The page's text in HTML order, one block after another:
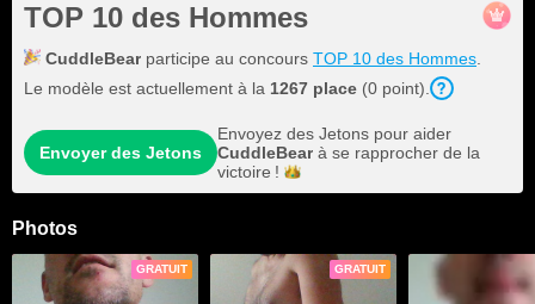
TOP 10 des Hommes
CuddleBear participe au concours TOP 10 des Hommes
Le modèle est actuellement à la 1267 place (0 point).
Envoyer des Jetons
Envoyez des Jetons pour aider
CuddleBear à se rapprocher de la
victoire !
Photos
GRATUIT GRATUIT